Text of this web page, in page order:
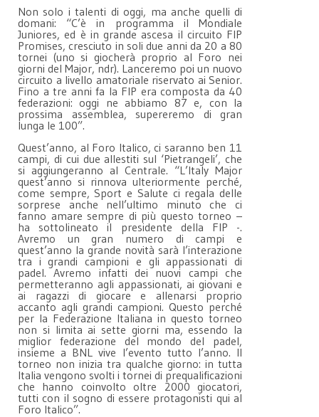
Non solo i talenti di oggi, ma anche quelli di
domani: “C’è in programma il Mondiale
Juniores, ed è in grande ascesa il circuito FIP
Promises, cresciuto in soli due anni da 20 a 80
tornei (uno si giocherà proprio al Foro nei
giorni del Major, ndr). Lanceremo poi un nuovo
circuito a livello amatoriale riservato ai Senior.
Fino a tre anni fa la FIP era composta da 40
federazioni: oggi ne abbiamo 87 e, con la
prossima assemblea, supereremo di gran
lunga le 100”.
Quest’anno, al Foro Italico, ci saranno ben 11
campi, di cui due allestiti sul ‘Pietrangeli’, che
si aggiungeranno al Centrale. “L’Italy Major
quest’anno si rinnova ulteriormente perché,
come sempre, Sport e Salute ci regala delle
sorprese anche nell’ultimo minuto che ci
fanno amare sempre di più questo torneo –
ha sottolineato il presidente della FIP -.
Avremo un gran numero di campi e
quest’anno la grande novità sarà l’interazione
tra i grandi campioni e gli appassionati di
padel. Avremo infatti dei nuovi campi che
permetteranno agli appassionati, ai giovani e
ai ragazzi di giocare e allenarsi proprio
accanto agli grandi campioni. Questo perché
per la Federazione Italiana in questo torneo
non si limita ai sette giorni ma, essendo la
miglior federazione del mondo del padel,
insieme a BNL vive l’evento tutto l’anno. Il
torneo non inizia tra qualche giorno: in tutta
Italia vengono svolti i tornei di prequalificazioni
che hanno coinvolto oltre 2000 giocatori,
tutti con il sogno di essere protagonisti qui al
Foro Italico”.